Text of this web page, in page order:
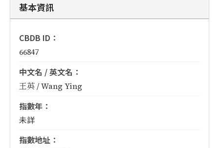
基本資訊
CBDB ID：
66847
中文名 / 英文名：
王英 / Wang Ying
指數年：
未詳
指數地址：